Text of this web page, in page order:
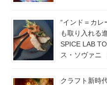
“インド＝カレ
も取り入れる
SPICE LAB
ス・ソヴァニ
クラフト新時